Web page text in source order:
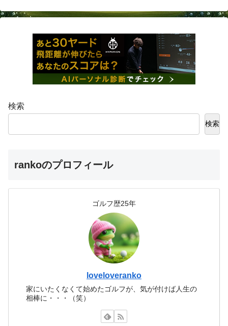
検索
検索
rankoのプロフィール
ゴルフ歴25年
loveloveranko
家にいたくなくて始めたゴルフが、気が付けば人生の
相棒に・・・（笑）